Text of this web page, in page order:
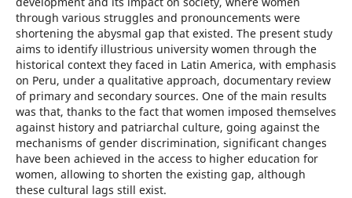
through various struggles and pronouncements were
shortening the abysmal gap that existed. The present study
aims to identify illustrious university women through the
historical context they faced in Latin America, with emphasis
on Peru, under a qualitative approach, documentary review
of primary and secondary sources. One of the main results
was that, thanks to the fact that women imposed themselves
against history and patriarchal culture, going against the
mechanisms of gender discrimination, significant changes
have been achieved in the access to higher education for
women, allowing to shorten the existing gap, although
these cultural lags still exist.